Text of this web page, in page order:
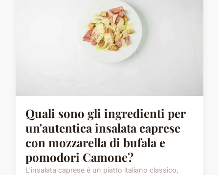
Quali sono gli ingredienti per
un'autentica insalata caprese
con mozzarella di bufala e
pomodori Camone?
L'insalata caprese è un piatto italiano classico,